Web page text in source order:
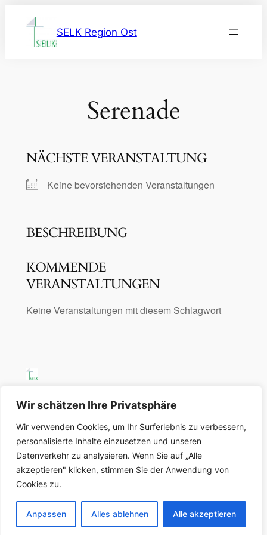
Wir schätzen Ihre Privatsphäre
Wir verwenden Cookies, um Ihr Surferlebnis zu verbessern,
personalisierte Inhalte einzusetzen und unseren
Datenverkehr zu analysieren. Wenn Sie auf „Alle
akzeptieren" klicken, stimmen Sie der Anwendung von
Cookies zu.
Anpassen Alles ablehnen Alle akzeptieren
Inhalt
springen
SELK Region Ost
Serenade
NÄCHSTE VERANSTALTUNG
Keine bevorstehenden Veranstaltungen
BESCHREIBUNG
KOMMENDE
VERANSTALTUNGEN
Keine Veranstaltungen mit diesem Schlagwort
Region Ost der Selbständigen Evangelisch-
Lutherischen Kirche in Deutschland
Über uns Datenschutz